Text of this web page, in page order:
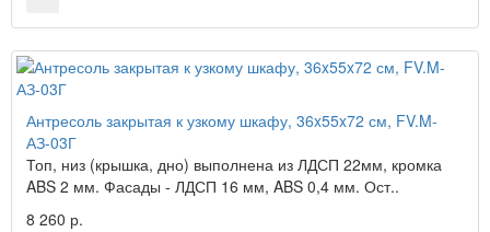
Антресоль закрытая к узкому шкафу, 36x55x72 см, FV.M-
АЗ-03Г
Топ, низ (крышка, дно) выполнена из ЛДСП 22мм, кромка
ABS 2 мм. Фасады - ЛДСП 16 мм, ABS 0,4 мм. Ост..
8 260 р.